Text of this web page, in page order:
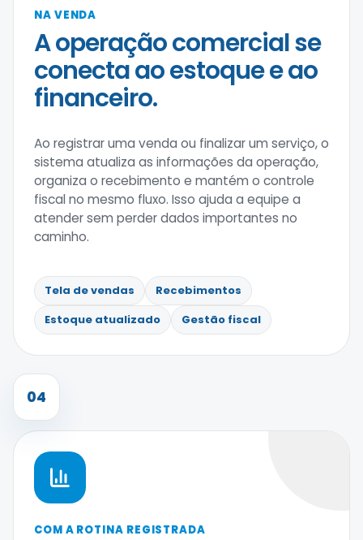
NA VENDA
A operação comercial se
conecta ao estoque e ao
financeiro.
Ao registrar uma venda ou finalizar um serviço, o
sistema atualiza as informações da operação,
organiza o recebimento e mantém o controle
fiscal no mesmo fluxo. Isso ajuda a equipe a
atender sem perder dados importantes no
caminho.
Tela de vendas
Recebimentos
Estoque atualizado
Gestão fiscal
04
COM A ROTINA REGISTRADA